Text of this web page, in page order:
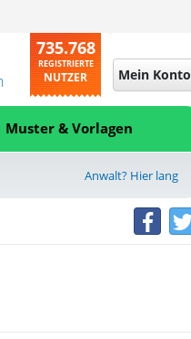
735.768
REGISTRIERTE
NUTZER Mein Konto
Muster & Vorlagen
Anwalt? Hier lang